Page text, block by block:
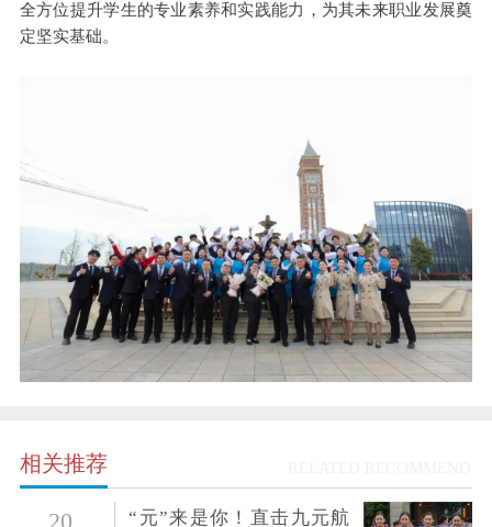
全方位提升学生的专业素养和实践能力，为其未来职业发展奠
定坚实基础。
相关推荐
20 “元”来是你！直击九元航